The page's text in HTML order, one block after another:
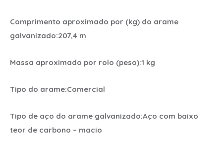
Comprimento aproximado por (kg) do arame
galvanizado:207,4 m
Massa aproximado por rolo (peso):1 kg
Tipo do arame:Comercial
Tipo de aço do arame galvanizado:Aço com baixo
teor de carbono – macio